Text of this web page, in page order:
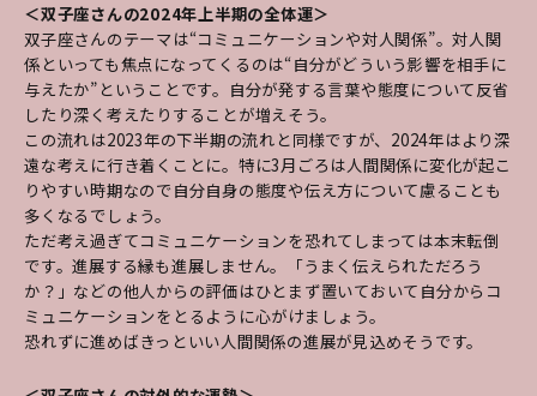
＜双子座さんの2024年上半期の全体運＞
双子座さんのテーマは“コミュニケーションや対人関係”。対人関
係といっても焦点になってくるのは“自分がどういう影響を相手に
与えたか”ということです。自分が発する言葉や態度について反省
したり深く考えたりすることが増えそう。
この流れは2023年の下半期の流れと同様ですが、2024年はより深
遠な考えに行き着くことに。特に3月ごろは人間関係に変化が起こ
りやすい時期なので自分自身の態度や伝え方について慮ることも
多くなるでしょう。
ただ考え過ぎてコミュニケーションを恐れてしまっては本末転倒
です。進展する縁も進展しません。「うまく伝えられただろう
か？」などの他人からの評価はひとまず置いておいて自分からコ
ミュニケーションをとるように心がけましょう。
恐れずに進めばきっといい人間関係の進展が見込めそうです。